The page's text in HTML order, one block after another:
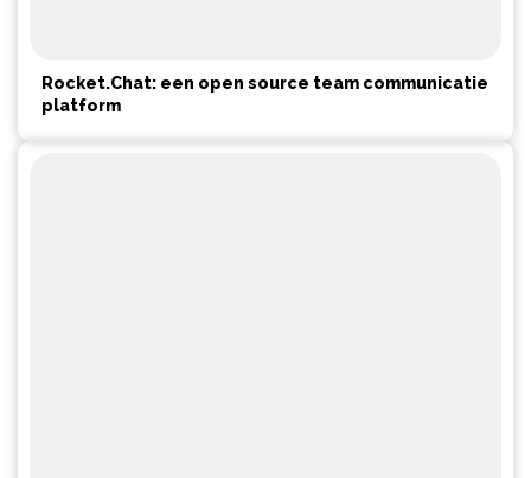
Rocket.Chat: een open source team communicatie
platform